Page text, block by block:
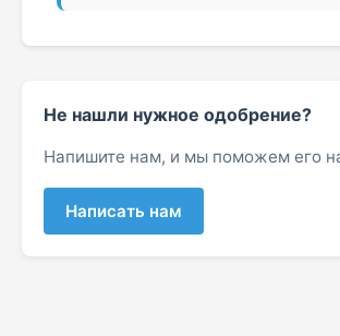
Не нашли нужное одобрение?
Напишите нам, и мы поможем его
Написать нам